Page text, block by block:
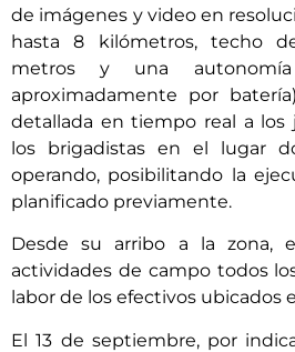
de imágenes y video en
hasta 8 kilómetros, techo
metros y una
aproximadamente por
detallada en tiempo real a los
los brigadistas en el lugar
operando, posibilitando la
planificado previamente.
Desde su arribo a la zona,
actividades de campo todos
labor de los efectivos ubicados
El 13 de septiembre, por